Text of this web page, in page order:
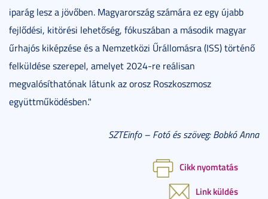
iparág lesz a jövőben. Magyarország számára ez egy újabb
fejlődési, kitörési lehetőség, fókuszában a második magyar
űrhajós kiképzése és a Nemzetközi Űrállomásra (ISS) történő
felküldése szerepel, amelyet 2024-re reálisan
megvalósíthatónak látunk az orosz Roszkoszmosz
együttműködésben."
SZTEinfo – Fotó és szöveg: Bobkó Anna
Cikk nyomtatás
Link küldés